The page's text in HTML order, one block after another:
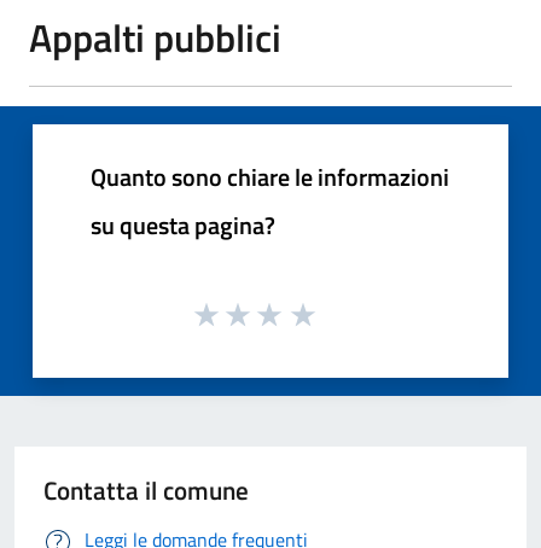
Appalti pubblici
Quanto sono chiare le informazioni
su questa pagina?
Contatta il comune
Leggi le domande frequenti